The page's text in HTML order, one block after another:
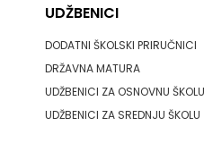
UDŽBENICI
DODATNI ŠKOLSKI PRIRUČNICI
DRŽAVNA MATURA
UDŽBENICI ZA OSNOVNU ŠKOLU
UDŽBENICI ZA SREDNJU ŠKOLU